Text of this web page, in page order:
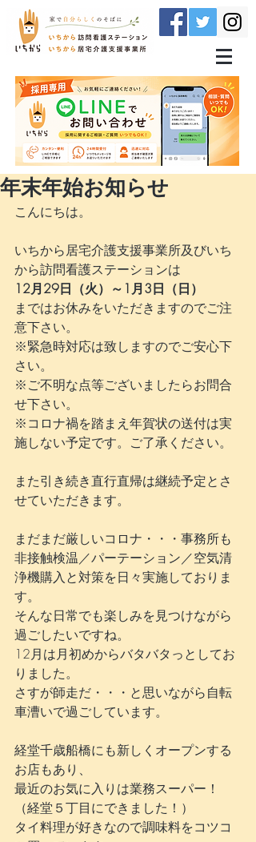
年末年始お知らせ
こんにちは。
いちから居宅介護支援事業所及びいち
から訪問看護ステーションは
12月29日（火）～1月3日（日）
まではお休みをいただきますのでご注
意下さい。
※緊急時対応は致しますのでご安心下
さい。
※ご不明な点等ございましたらお問合
せ下さい。
※コロナ禍を踏まえ年賀状の送付は実
施しない予定です。ご了承ください。
また引き続き直行直帰は継続予定とさ
せていただきます。
まだまだ厳しいコロナ・・・事務所も
非接触検温／パーテーション／空気清
浄機購入と対策を日々実施しておりま
す。
そんな日常でも楽しみを見つけながら
過ごしたいですね。
12月は月初めからバタバタっとしてお
りました。
さすが師走だ・・・と思いながら自転
車漕いで過ごしています。
経堂千歳船橋にも新しくオープンする
お店もあり、
最近のお気に入りは業務スーパー！
（経堂５丁目にできました！）
タイ料理が好きなので調味料をコツコ